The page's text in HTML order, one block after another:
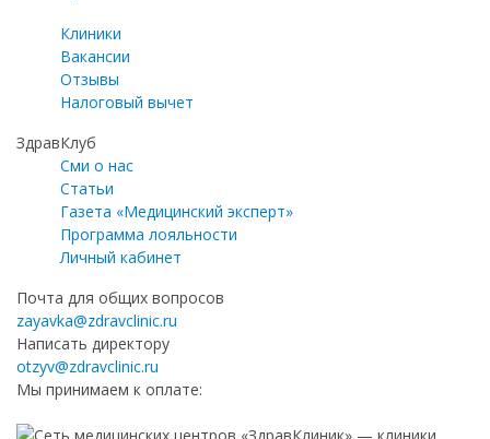
Клиники
Вакансии
Отзывы
Налоговый вычет
ЗдравКлуб
Сми о нас
Статьи
Газета «Медицинский эксперт»
Программа лояльности
Личный кабинет
Почта для общих вопросов
zayavka@zdravclinic.ru
Написать директору
otzyv@zdravclinic.ru
Мы принимаем к оплате: